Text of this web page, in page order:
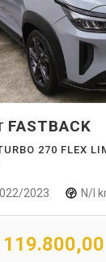
FASTBACK
270 FLEX
2023 N/I
119.800,00